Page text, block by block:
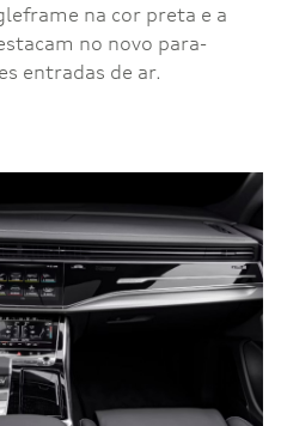
na cor preta e a
no novo para-
entradas de ar.